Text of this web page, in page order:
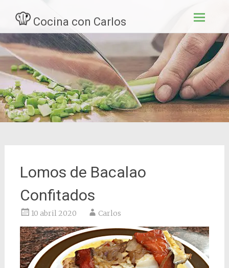
Cocina con Carlos
Ir
al
Lomos de Bacalao
Confitados
10 abril 2020 Carlos